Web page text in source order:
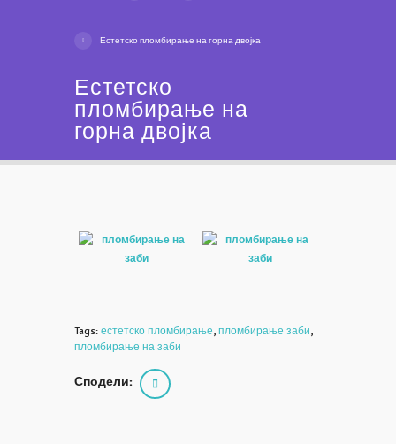
Естетско пломбирање на горна двојка
Естетско
пломбирање на
горна двојка
Tags: естетско пломбирање, пломбирање заби,
пломбирање на заби
Сподели: